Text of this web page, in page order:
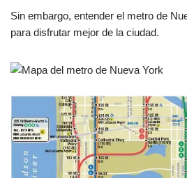
Sin embargo, entender el metro de
para disfrutar mejor de la ciudad.